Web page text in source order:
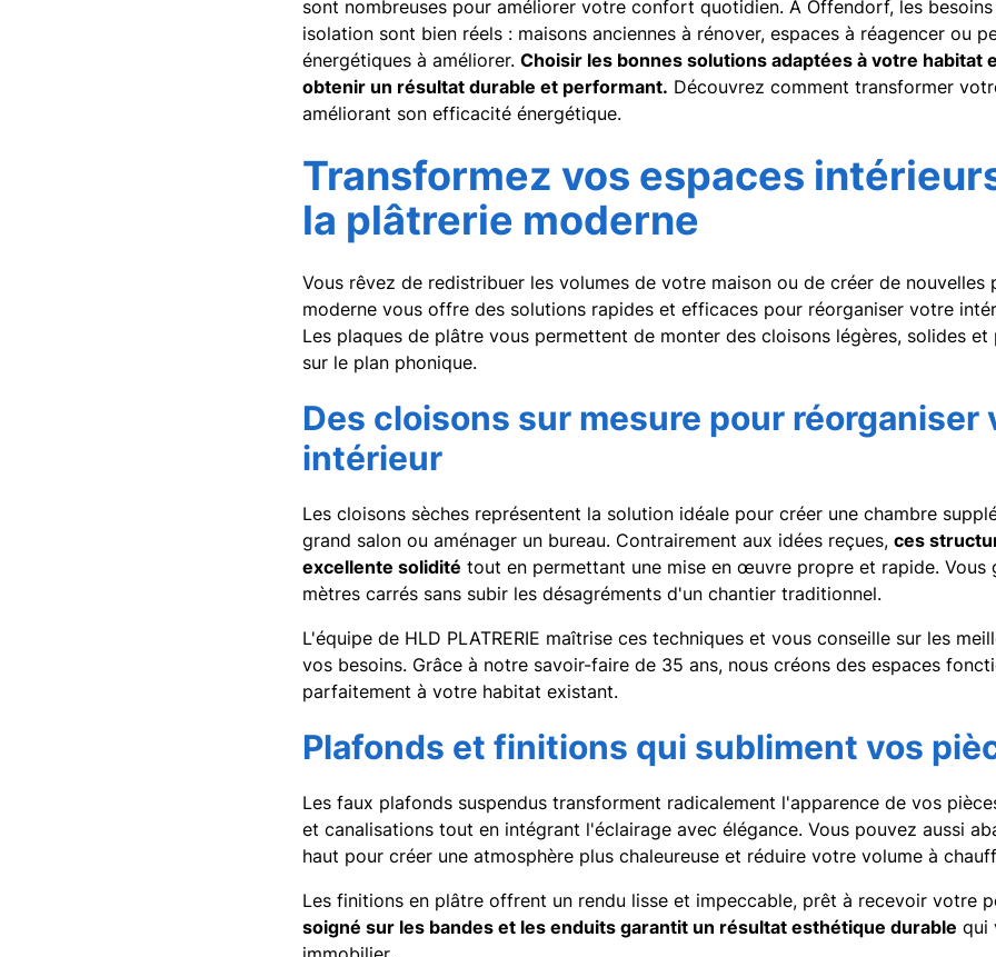
sont nombreuses pour améliorer votre confort quotidien. À Offendorf, les
isolation sont bien réels : maisons anciennes à rénover, espaces à réagencer ou
énergétiques à améliorer. Choisir les bonnes solutions adaptées à votre habitat
obtenir un résultat durable et performant. Découvrez comment transformer
améliorant son efficacité énergétique.
Transformez vos espaces
la plâtrerie moderne
Vous rêvez de redistribuer les volumes de votre maison ou de créer de nouvelles
moderne vous offre des solutions rapides et efficaces pour réorganiser votre
Les plaques de plâtre vous permettent de monter des cloisons légères, solides
sur le plan phonique.
Des cloisons sur mesure pour réorganiser
intérieur
Les cloisons sèches représentent la solution idéale pour créer une chambre
grand salon ou aménager un bureau. Contrairement aux idées reçues, ces
excellente solidité tout en permettant une mise en œuvre propre et rapide. Vous
mètres carrés sans subir les désagréments d'un chantier traditionnel.
L'équipe de HLD PLATRERIE maîtrise ces techniques et vous conseille sur les
vos besoins. Grâce à notre savoir-faire de 35 ans, nous créons des espaces
parfaitement à votre habitat existant.
Plafonds et finitions qui subliment vos
Les faux plafonds suspendus transforment radicalement l'apparence de vos
et canalisations tout en intégrant l'éclairage avec élégance. Vous pouvez aussi
haut pour créer une atmosphère plus chaleureuse et réduire votre volume à
Les finitions en plâtre offrent un rendu lisse et impeccable, prêt à recevoir votre
soigné sur les bandes et les enduits garantit un résultat esthétique durable qui